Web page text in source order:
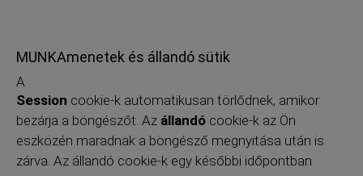
MUNKAmenetek és állandó sütik
A
Session cookie-k automatikusan törlődnek, amikor
bezárja a böngészőt. Az állandó cookie-k az Ön
eszközén maradnak a böngésző megnyitása után is
zárva. Az állandó cookie-k egy későbbi időpontban